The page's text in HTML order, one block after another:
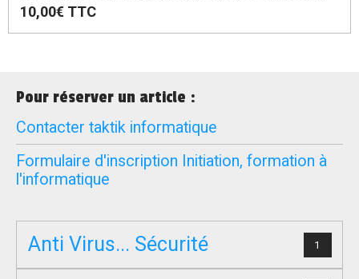
10,00€ TTC
Pour réserver un article :
Contacter taktik informatique
Formulaire d'inscription Initiation, formation à
l'informatique
Anti Virus... Sécurité 1